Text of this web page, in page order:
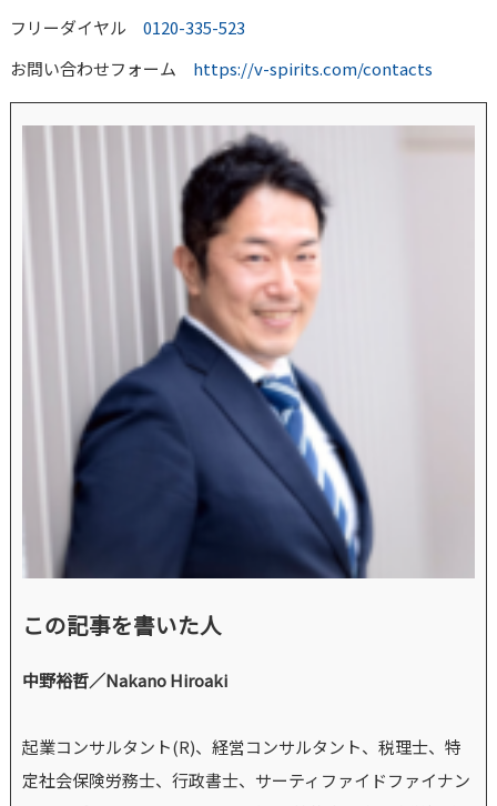
フリーダイヤル 0120-335-523
お問い合わせフォーム https://v-spirits.com/contacts
この記事を書いた人
中野裕哲／Nakano Hiroaki
起業コンサルタント(R)、経営コンサルタント、税理士、特
定社会保険労務士、行政書士、サーティファイドファイナン